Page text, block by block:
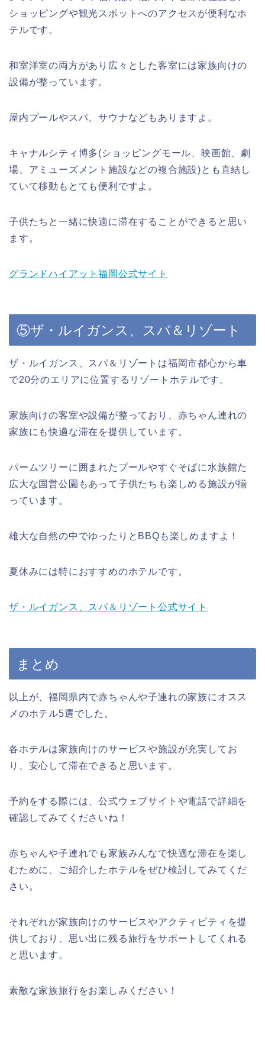
ショッピングや観光スポットへのアクセスが便利なホ
テルです。
和室洋室の両方があり広々とした客室には家族向けの
設備が整っています。
屋内プールやスパ、サウナなどもありますよ。
キャナルシティ博多(ショッピングモール、映画館、劇
場、アミューズメント施設などの複合施設)とも直結し
ていて移動もとても便利ですよ。
子供たちと一緒に快適に滞在することができると思い
ます。
グランドハイアット福岡公式サイト
⑤ザ・ルイガンス、スパ＆リゾート
ザ・ルイガンス、スパ＆リゾートは福岡市都心から車
で20分のエリアに位置するリゾートホテルです。
家族向けの客室や設備が整っており、赤ちゃん連れの
家族にも快適な滞在を提供しています。
パームツリーに囲まれたプールやすぐそばに水族館た
広大な国営公園もあって子供たちも楽しめる施設が揃
っています。
雄大な自然の中でゆったりとBBQも楽しめますよ！
夏休みには特におすすめのホテルです。
ザ・ルイガンス、スパ＆リゾート公式サイト
まとめ
以上が、福岡県内で赤ちゃんや子連れの家族にオスス
メのホテル5選でした。
各ホテルは家族向けのサービスや施設が充実してお
り、安心して滞在できると思います。
予約をする際には、公式ウェブサイトや電話で詳細を
確認してみてくださいね！
赤ちゃんや子連れでも家族みんなで快適な滞在を楽し
むために、ご紹介したホテルをぜひ検討してみてくだ
さい。
それぞれが家族向けのサービスやアクティビティを提
供しており、思い出に残る旅行をサポートしてくれる
と思います。
素敵な家族旅行をお楽しみください！